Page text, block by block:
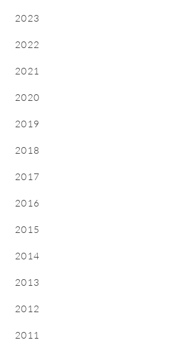
2023
2022
2021
2020
2019
2018
2017
2016
2015
2014
2013
2012
2011